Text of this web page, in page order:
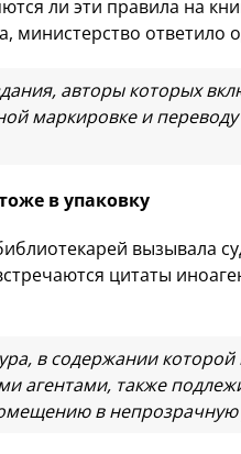
ли эти правила на
министерство ответило
авторы которых
маркировке и
в упаковку
вызывала
цитаты
в содержании
агентами, также
в непрозрачную